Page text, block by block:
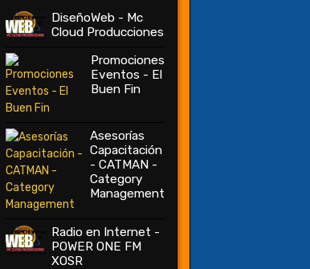
DiseñoWeb - Mc
Cloud Producciones
Promociones
Eventos - El
Buen Fin
Asesorías
Capacitación
- CATMAN -
Category
Management
Radio en Internet -
POWER ONE FM
XOSR